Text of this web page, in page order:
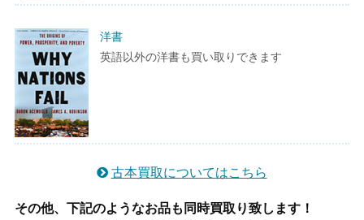
洋書
英語以外の洋書も買い取りできます
古本買取についてはこちら
その他、下記のようなお品も同時買取り致します！